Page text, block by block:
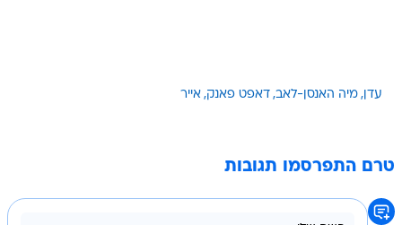
עדן מיה האנסן-לאב דאפט פאנק אייר
טרם התפרסמו תגובות